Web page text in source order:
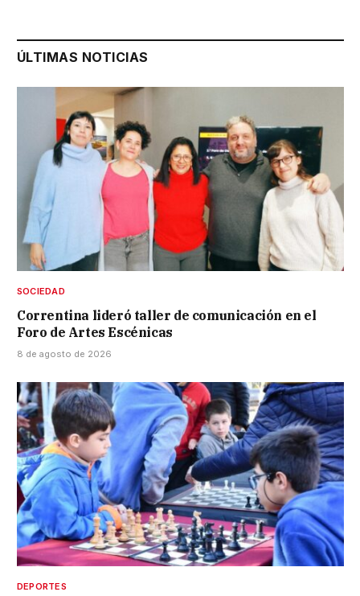
ÚLTIMAS NOTICIAS
SOCIEDAD
Correntina lideró taller de comunicación en el
Foro de Artes Escénicas
8 de agosto de 2026
DEPORTES